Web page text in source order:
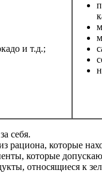
и т.д.;
себя.
рациона, которые
которые
относящиеся к